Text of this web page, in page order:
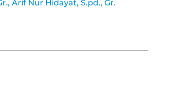
Arif Nur Hidayat, S.pd., Gr.